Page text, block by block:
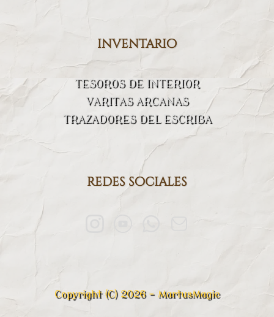
inventario
TESOROS DE INTERIOR
VARITAS ARCANAS
TRAZADORES DEL ESCRIBA
redes sociales
Copyright (C) 2026 - MartusMagic